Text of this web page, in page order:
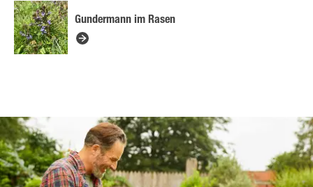
Gundermann im Rasen